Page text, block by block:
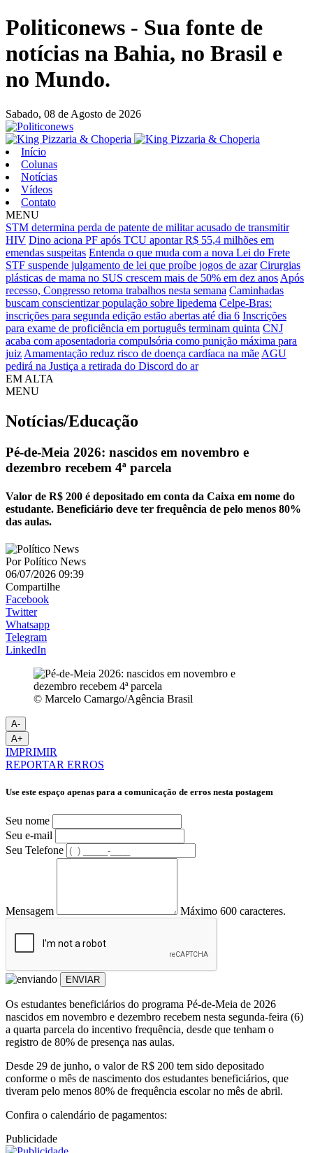
Politiconews - Sua fonte de
notícias na Bahia, no Brasil e
no Mundo.
Sabado, 08 de Agosto de 2026
Início
Colunas
Notícias
Vídeos
Contato
MENU
STM determina perda de patente de militar acusado de transmitir
HIV Dino aciona PF após TCU apontar R$ 55,4 milhões em
emendas suspeitas Entenda o que muda com a nova Lei do Frete
STF suspende julgamento de lei que proíbe jogos de azar Cirurgias
plásticas de mama no SUS crescem mais de 50% em dez anos Após
recesso, Congresso retoma trabalhos nesta semana Caminhadas
buscam conscientizar população sobre lipedema Celpe-Bras:
inscrições para segunda edição estão abertas até dia 6 Inscrições
para exame de proficiência em português terminam quinta CNJ
acaba com aposentadoria compulsória como punição máxima para
juiz Amamentação reduz risco de doença cardíaca na mãe AGU
pedirá na Justiça a retirada do Discord do ar
EM ALTA
MENU
Notícias/Educação
Pé-de-Meia 2026: nascidos em novembro e
dezembro recebem 4ª parcela
Valor de R$ 200 é depositado em conta da Caixa em nome do
estudante. Beneficiário deve ter frequência de pelo menos 80%
das aulas.
PorPolítico News
06/07/2026 09:39
Compartilhe
Facebook
Twitter
Whatsapp
Telegram
LinkedIn
© Marcelo Camargo/Agência Brasil
A-
A+
IMPRIMIR
REPORTAR ERROS
Use este espaço apenas para a comunicação de erros nesta postagem
Seu nome
Seu e-mail
Seu Telefone
Mensagem Máximo 600 caracteres.
ENVIAR
Os estudantes beneficiários do programa Pé-de-Meia de 2026
nascidos em novembro e dezembro recebem nesta segunda-feira (6)
a quarta parcela do incentivo frequência, desde que tenham o
registro de 80% de presença nas aulas.
Desde 29 de junho, o valor de R$ 200 tem sido depositado
conforme o mês de nascimento dos estudantes beneficiários, que
tiveram pelo menos 80% de frequência escolar no mês de abril.
Confira o calendário de pagamentos:
Publicidade